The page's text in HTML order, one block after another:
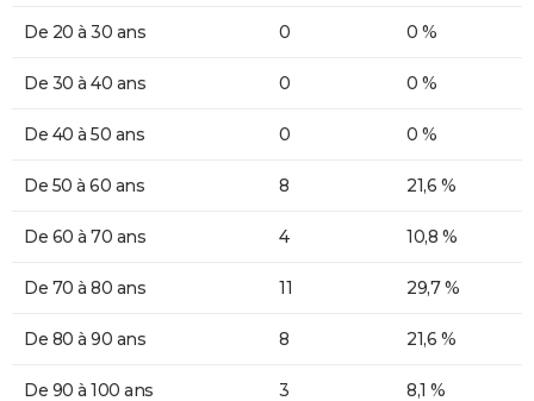
De 20 à 30 ans 0 0 %
De 30 à 40 ans 0 0 %
De 40 à 50 ans 0 0 %
De 50 à 60 ans 8 21,6 %
De 60 à 70 ans 4 10,8 %
De 70 à 80 ans 11 29,7 %
De 80 à 90 ans 8 21,6 %
De 90 à 100 ans 3 8,1 %